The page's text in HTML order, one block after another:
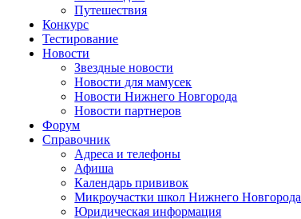
Путешествия
Конкурс
Тестирование
Новости
Звездные новости
Новости для мамусек
Новости Нижнего Новгорода
Новости партнеров
Форум
Справочник
Адреса и телефоны
Афиша
Календарь прививок
Микроучастки школ Нижнего Новгорода
Юридическая информация